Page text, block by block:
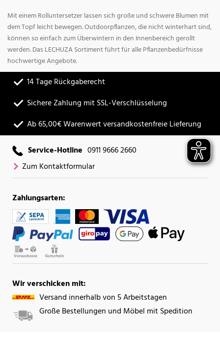
Mit einem Rolluntersetzer lassen sich große und schwere Blumen mit
dem Topf leicht bewegen. Outdoorpflanzen, die nicht winterhart sind,
können so einfach zum Überwintern in den Innenbereich gerollt
werden. Das LECHUZA Sortiment führt für alle Pflanzenbedürfnisse
hochwertige Angebote.
14 Tage Rückgaberecht
Sichere Zahlung mit SSL-Verschlüsselung
Ab 65,00€ Warenwert versandkostenfreie Lieferung
Service-Hotline 0911 9666 2660
Zum Kontaktformular
Zahlungsarten:
Wir verschicken mit:
Versand innerhalb von 5 Arbeitstagen
Große Bestellungen und Möbel mit Spedition